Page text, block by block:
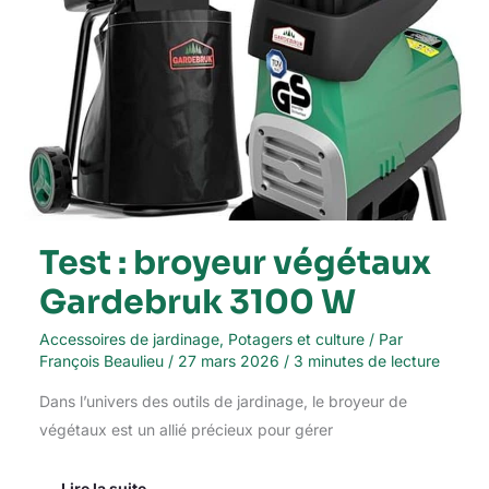
Test : broyeur végétaux
Gardebruk 3100 W
Accessoires de jardinage, Potagers et culture/ Par
François Beaulieu / 27 mars 2026 / 3 minutes de lecture
Dans l’univers des outils de jardinage, le broyeur de
végétaux est un allié précieux pour gérer